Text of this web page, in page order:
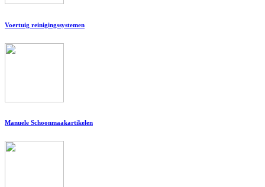
Voertuig reinigingssystemen
Manuele Schoonmaakartikelen